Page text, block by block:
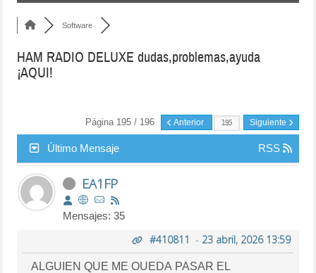
Software
HAM RADIO DELUXE dudas,problemas,ayuda
¡AQUI!
Página 195 / 196 Anterior Siguiente
Último Mensaje RSS
EA1FP
Mensajes: 35
#410811 - 23 abril, 2026 13:59
ALGUIEN QUE ME OUEDA PASAR EL